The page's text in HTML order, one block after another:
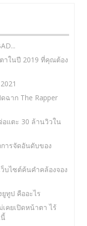
าในปี 2019 ที่คุณต้อง
ฉาก The Rapper
แตะ 30 ล้านวิวใน
ารจัดอันดับของ
บไซต์ค้นคำคล้องจอง
ทูป คืออะไร
คยเปิดหน้าตา ไร้